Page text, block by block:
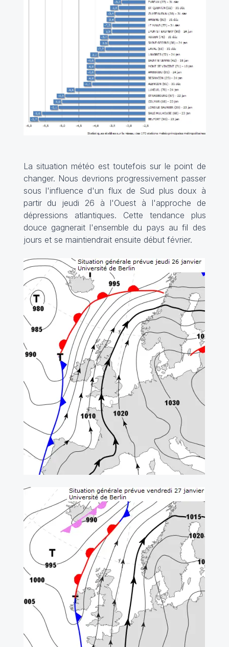
La situation météo est toutefois sur le point de
changer. Nous devrions progressivement passer
sous l'influence d'un flux de Sud plus doux à
partir du jeudi 26 à l'Ouest à l'approche de
dépressions atlantiques. Cette tendance plus
douce gagnerait l'ensemble du pays au fil des
jours et se maintiendrait ensuite début février.